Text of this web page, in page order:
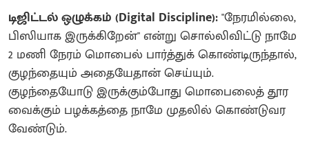
டிஜிட்டல் ஒழுக்கம் (Digital Discipline):"நேரமில்லை,
பிஸியாக இருக்கிறேன்" என்று சொல்லிவிட்டு நாமே
2 மணி நேரம் மொபைல் பார்த்துக் கொண்டிருந்தால்,
குழந்தையும் அதையேதான் செய்யும்.
குழந்தையோடு இருக்கும்போது மொபைலைத் தூர
வைக்கும் பழக்கத்தை நாமே முதலில் கொண்டுவர
வேண்டும்.